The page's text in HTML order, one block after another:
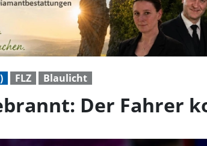
FLZ Blaulicht
Der Fahrer